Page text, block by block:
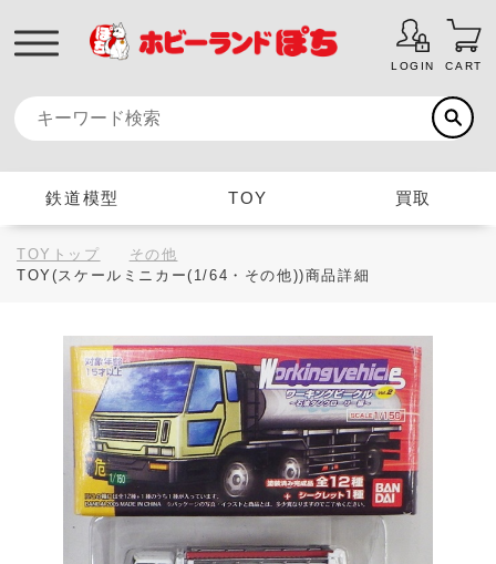
LOGIN CART
鉄道模型 TOY 買取
TOYトップ
その他
TOY(スケールミニカー(1/64・その他))商品詳細